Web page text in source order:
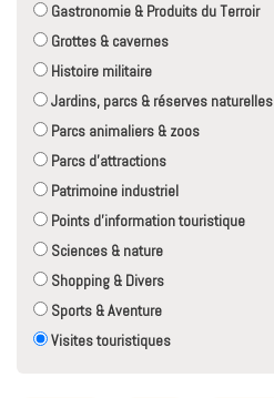
Gastronomie & Produits du Terroir
Grottes & cavernes
Histoire militaire
Jardins, parcs & réserves naturelles
Parcs animaliers & zoos
Parcs d'attractions
Patrimoine industriel
Points d'information touristique
Sciences & nature
Shopping & Divers
Sports & Aventure
Visites touristiques